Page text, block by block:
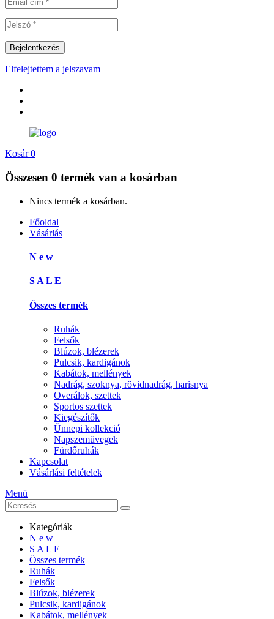
Elfelejtettem a jelszavam
Kosár 0
Összesen 0 termék van a kosárban
Nincs termék a kosárban.
Főoldal
Vásárlás
N e w
S A L E
Összes termék
Ruhák
Felsők
Blúzok, blézerek
Pulcsik, kardigánok
Kabátok, mellények
Nadrág, szoknya, rövidnadrág, harisnya
Overálok, szettek
Sportos szettek
Kiegészítők
Ünnepi kollekció
Napszemüvegek
Fürdőruhák
Kapcsolat
Vásárlási feltételek
Menü
Kategóriák
N e w
S A L E
Összes termék
Ruhák
Felsők
Blúzok, blézerek
Pulcsik, kardigánok
Kabátok, mellények